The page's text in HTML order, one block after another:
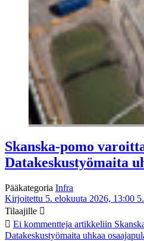
Skanska-pomo
Datakeskustyömaita
Pääkategoria Infra
Kirjoitettu 5. elokuuta 2026, 13:00
Tilaajille
Ei kommentteja artikkeliin
Datakeskustyömaita uhkaa